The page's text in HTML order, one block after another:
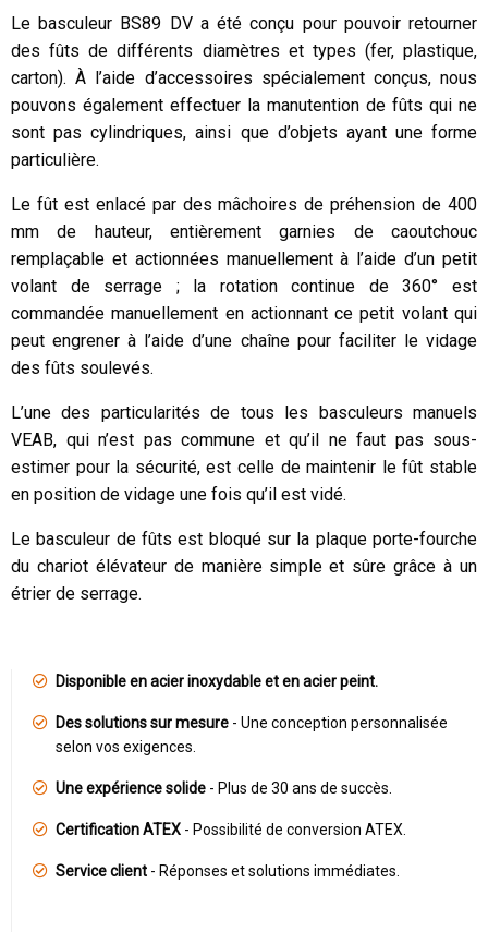
Le basculeur BS89 DV a été conçu pour pouvoir retourner
des fûts de différents diamètres et types (fer, plastique,
carton). À l’aide d’accessoires spécialement conçus, nous
pouvons également effectuer la manutention de fûts qui ne
sont pas cylindriques, ainsi que d’objets ayant une forme
particulière.
Le fût est enlacé par des mâchoires de préhension de 400
mm de hauteur, entièrement garnies de caoutchouc
remplaçable et actionnées manuellement à l’aide d’un petit
volant de serrage ; la rotation continue de 360° est
commandée manuellement en actionnant ce petit volant qui
peut engrener à l’aide d’une chaîne pour faciliter le vidage
des fûts soulevés.
L’une des particularités de tous les basculeurs manuels
VEAB, qui n’est pas commune et qu’il ne faut pas sous-
estimer pour la sécurité, est celle de maintenir le fût stable
en position de vidage une fois qu’il est vidé.
Le basculeur de fûts est bloqué sur la plaque porte-fourche
du chariot élévateur de manière simple et sûre grâce à un
étrier de serrage.
Disponible en acier inoxydable et en acier peint.
Des solutions sur mesure - Une conception personnalisée
selon vos exigences.
Une expérience solide - Plus de 30 ans de succès.
Certification ATEX - Possibilité de conversion ATEX.
Service client - Réponses et solutions immédiates.